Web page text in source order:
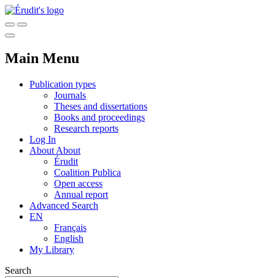
Main Menu
Publication types
Journals
Theses and dissertations
Books and proceedings
Research reports
Log In
About About
Érudit
Coalition Publica
Open access
Annual report
Advanced Search
EN
Français
English
My Library
Search